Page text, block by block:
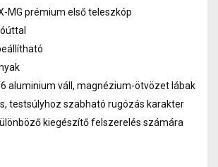
MG prémium első teleszkóp
aluminium váll, magnézium-ötvözet lábak
testsúlyhoz szabható rugózás karakter
kiegészítő felszerelés számára